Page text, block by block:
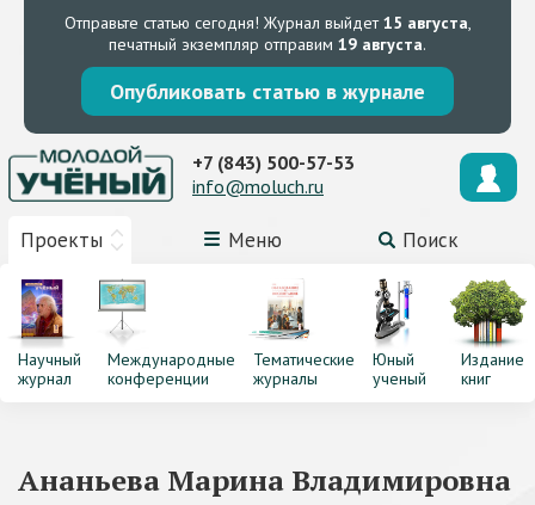
Отправьте статью сегодня! Журнал выйдет15 августа,
печатный экземпляр отправим 19 августа.
Опубликовать статью в журнале
Проекты Меню Поиск
+7 (843) 500-57-53
info@moluch.ru
Научный
журнал
Международные
конференции
Тематические
журналы
Юный
ученый
Издание
книг
Ананьева Марина Владимировна